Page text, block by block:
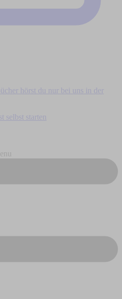
hörst du nur bei uns in der
selbst starten